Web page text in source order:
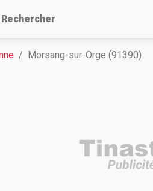
Rechercher
Morsang-sur-Orge (91390)